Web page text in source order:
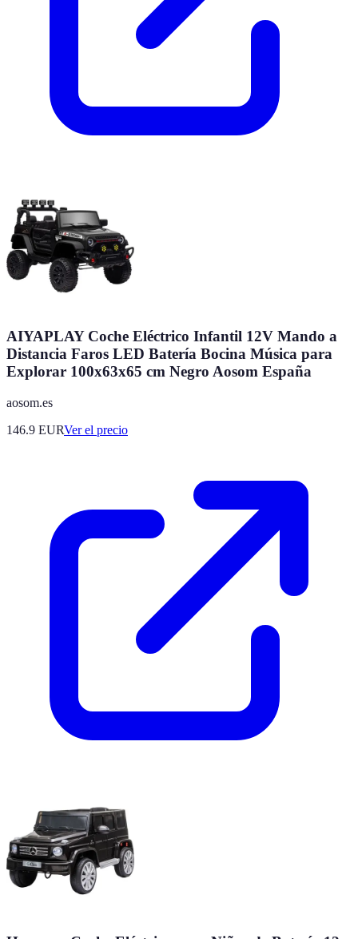
AIYAPLAY Coche Eléctrico Infantil 12V Mando a
Distancia Faros LED Batería Bocina Música para
Explorar 100x63x65 cm Negro Aosom España
aosom.es
146.9 EURVer el precio